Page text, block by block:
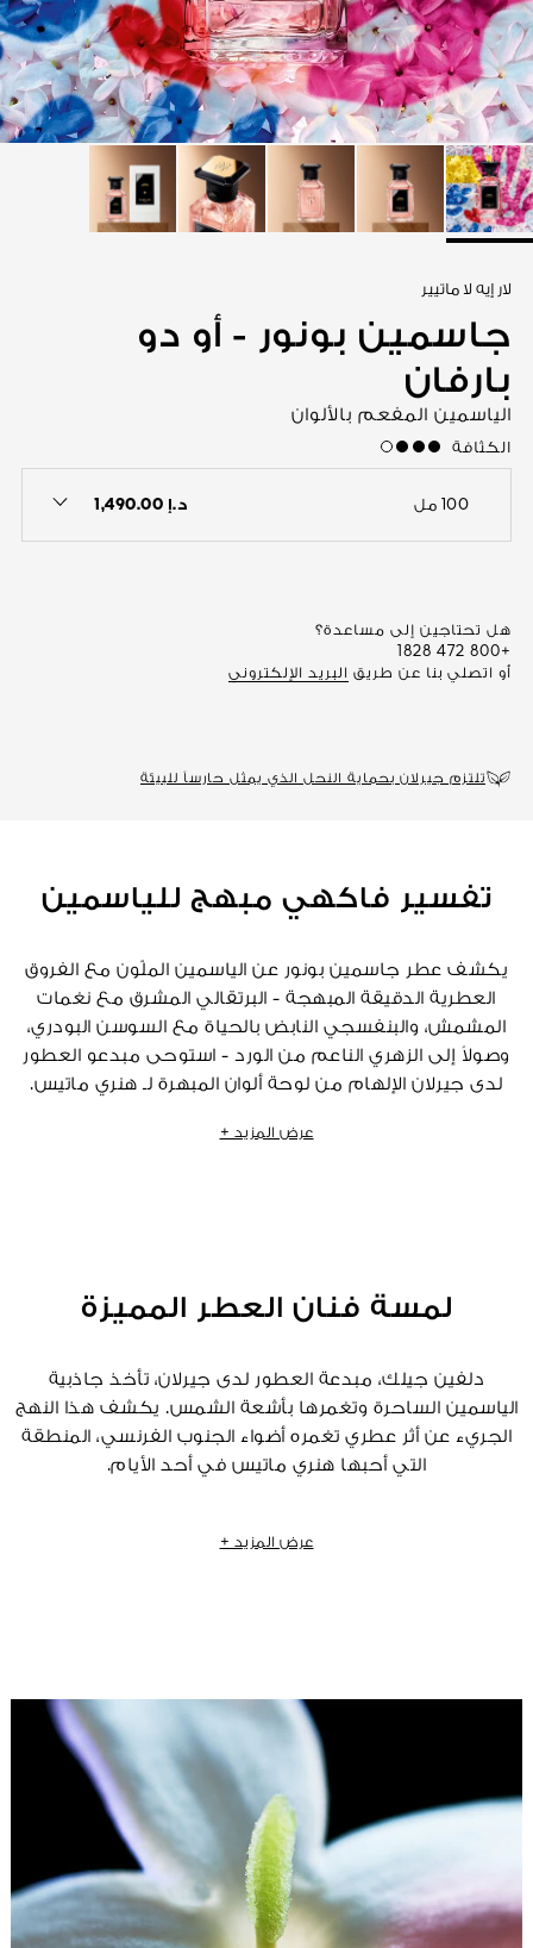
عرض الكل
لار إيه لا ماتيير
جاسمين بونور - أو دو
بارفان
الياسمين المفعم بالألوان
الكثافة high
100 مل د.إ 1,490.00
the dropdown menu to see the available colors / to choose a color
هل تحتاجين إلى مساعدة؟
+800 472 1828
أو اتصلي بنا عن طريق البريد الإلكتروني
تلتزم جيرلان بحماية النحل الذي يمثل حارساً للبيئة
تفسير فاكهي مبهج للياسمين
يكشف عطر جاسمين بونور عن الياسمين الملّون مع الفروق
العطرية الدقيقة المبهجة - البرتقالي المشرق مع نغمات
المشمش، والبنفسجي النابض بالحياة مع السوسن البودري،
وصولاً إلى الزهري الناعم من الورد - استوحى مبدعو العطور
لدى جيرلان الإلهام من لوحة ألوان المبهرة لـ هنري ماتيس.
عرض المزيد +
لمسة فنان العطر المميزة
دلفين جيلك، مبدعة العطور لدى جيرلان، تأخذ جاذبية
الياسمين الساحرة وتغمرها بأشعة الشمس. يكشف هذا النهج
الجريء عن أثر عطري تغمره أضواء الجنوب الفرنسي، المنطقة
التي أحبها هنري ماتيس في أحد الأيام.
هنري ماتيس."
عرض المزيد +